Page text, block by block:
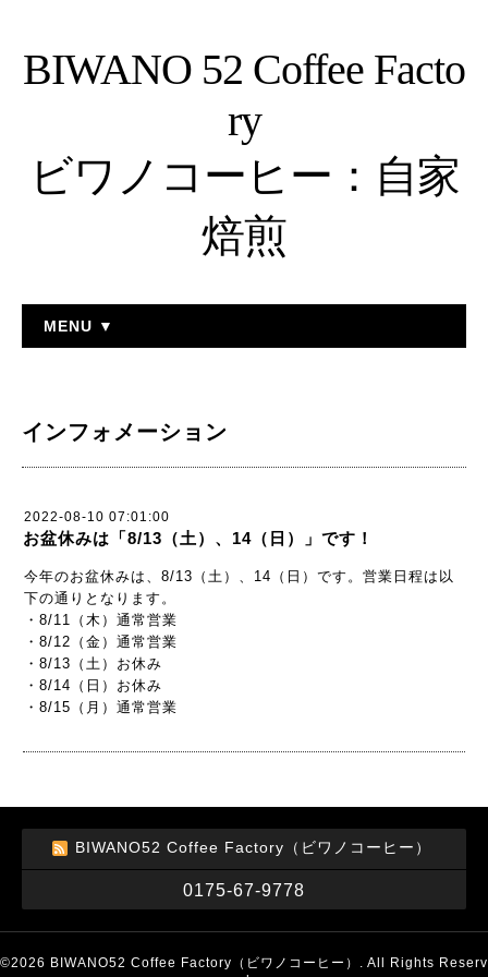
BIWANO 52 Coffee Facto
ry
ビワノコーヒー：自家
焙煎
MENU ▼
インフォメーション
2022-08-10 07:01:00
お盆休みは「8/13（土）、14（日）」です！
今年のお盆休みは、8/13（土）、14（日）です。営業日程は以
下の通りとなります。
・8/11（木）通常営業
・8/12（金）通常営業
・8/13（土）お休み
・8/14（日）お休み
・8/15（月）通常営業
BIWANO52 Coffee Factory（ビワノコーヒー）
0175-67-9778
©2026 BIWANO52 Coffee Factory（ビワノコーヒー） . All Rights Reserv